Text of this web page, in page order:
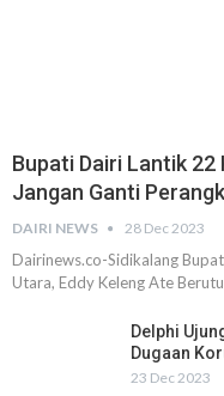
Bupati Dairi Lantik 22
Jangan Ganti
DAIRI NEWS 28 Dec 2023
Dairinews.co-Sidikalang
Utara, Eddy Keleng Ate
Delphi
Dugaan
23 Dec 2023